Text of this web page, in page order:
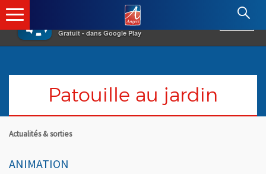
×
Gratuit - dans Google Play
Angers.fr : Retour à l'accueil
Patouille au jardin
Actualités & sorties
ANIMATION